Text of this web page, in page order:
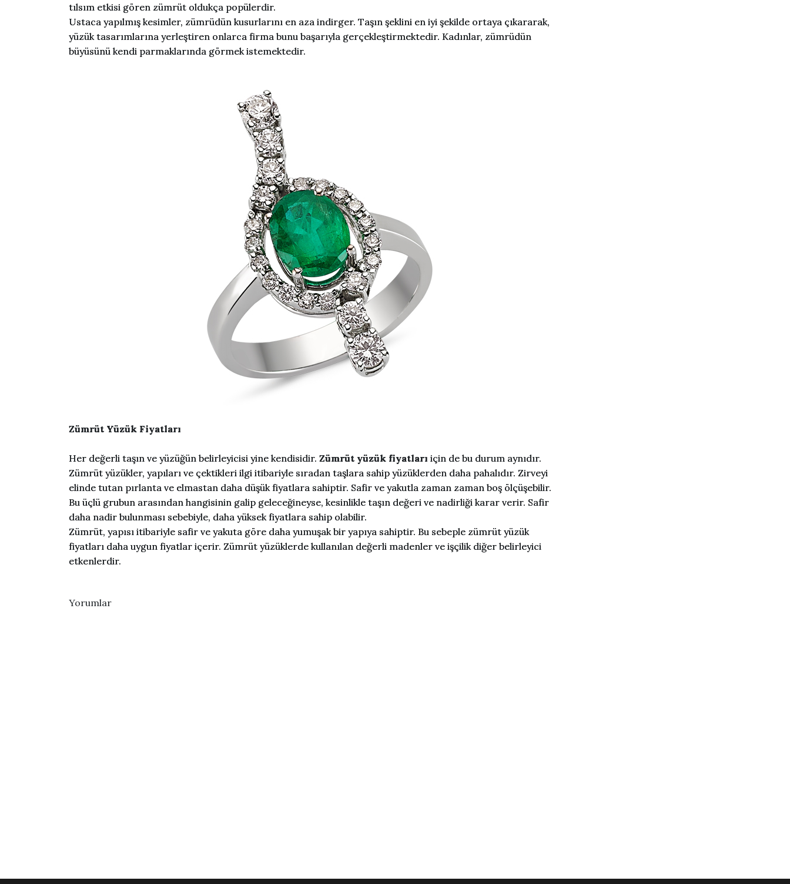
tılsım etkisi gören zümrüt oldukça popülerdir.
Ustaca yapılmış kesimler, zümrüdün kusurlarını en aza indirger. Taşın şeklini en iyi şekilde ortaya çıkararak,
yüzük tasarımlarına yerleştiren onlarca firma bunu başarıyla gerçekleştirmektedir. Kadınlar, zümrüdün
büyüsünü kendi parmaklarında görmek istemektedir.
Zümrüt Yüzük Fiyatları
Her değerli taşın ve yüzüğün belirleyicisi yine kendisidir. Zümrüt yüzük fiyatları için de bu durum aynıdır.
Zümrüt yüzükler, yapıları ve çektikleri ilgi itibariyle sıradan taşlara sahip yüzüklerden daha pahalıdır. Zirveyi
elinde tutan pırlanta ve elmastan daha düşük fiyatlara sahiptir. Safir ve yakutla zaman zaman boş ölçüşebilir.
Bu üçlü grubun arasından hangisinin galip geleceğineyse, kesinlikle taşın değeri ve nadirliği karar verir. Safir
daha nadir bulunması sebebiyle, daha yüksek fiyatlara sahip olabilir.
Zümrüt, yapısı itibariyle safir ve yakuta göre daha yumuşak bir yapıya sahiptir. Bu sebeple zümrüt yüzük
fiyatları daha uygun fiyatlar içerir. Zümrüt yüzüklerde kullanılan değerli madenler ve işçilik diğer belirleyici
etkenlerdir.
Yorumlar